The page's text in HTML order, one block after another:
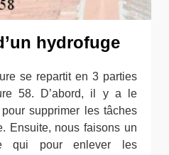
hydrofuge
se repartit en 3 parties
58. D’abord, il y a le
supprimer les tâches
Ensuite, nous faisons un
qui pour enlever les